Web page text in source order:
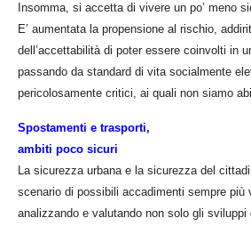
Insomma, si accetta di vivere un po’ meno
E’ aumentata la propensione al rischio,
dell’accettabilità di poter essere coinvolti in
passando da standard di vita socialmente
pericolosamente critici, ai quali non siamo
Spostamenti e trasporti,
ambiti poco sicuri
La sicurezza urbana e la sicurezza del
scenario di possibili accadimenti sempre più
analizzando e valutando non solo gli